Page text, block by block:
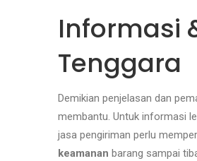
Informasi
Tenggara
Demikian penjelasan dan
membantu. Untuk informasi
jasa pengiriman perlu
keamanan barang sampai